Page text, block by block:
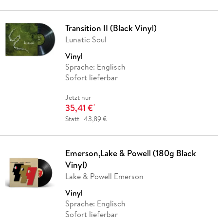
Transition II (Black Vinyl)
Lunatic Soul
Vinyl
Sprache: Englisch
Sofort lieferbar
Jetzt nur
35,41 €*
Statt 43,89 €
Emerson,Lake & Powell (180g Black
Vinyl)
Lake & Powell Emerson
Vinyl
Sprache: Englisch
Sofort lieferbar